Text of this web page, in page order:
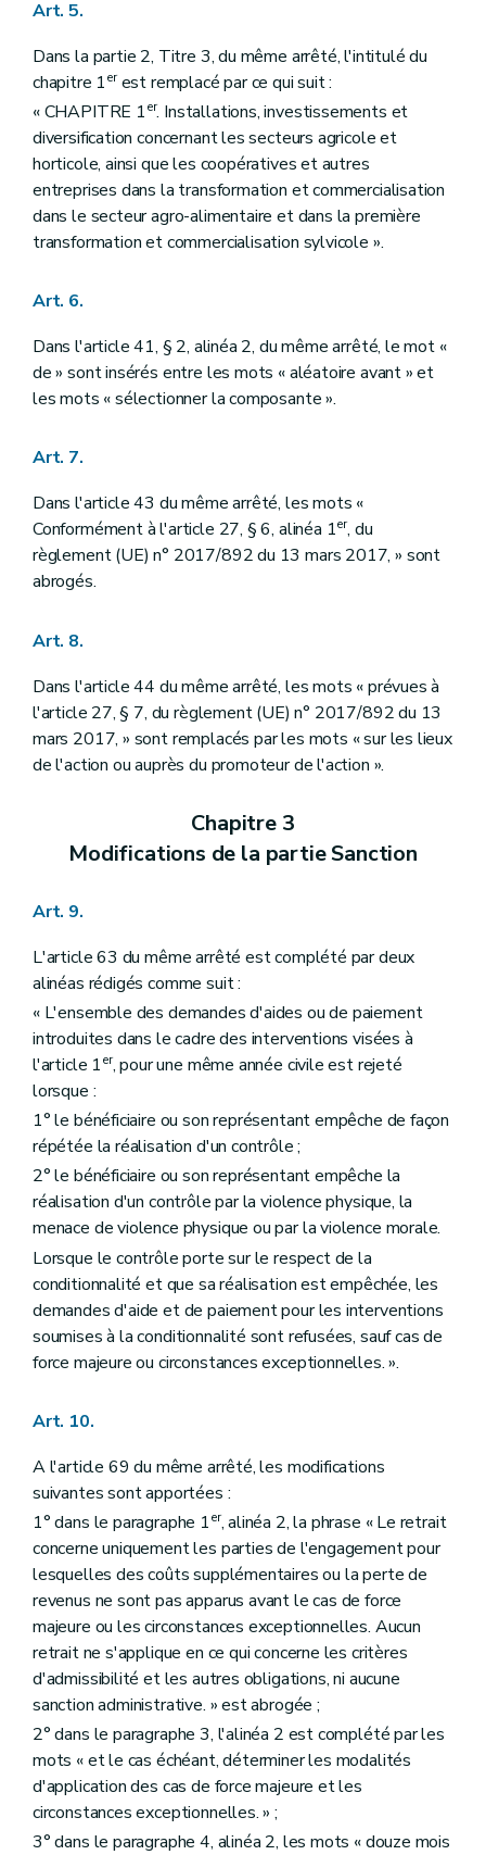
Art. 5.
Dans la partie 2, Titre 3, du même arrêté, l'intitulé du
chapitre 1erest remplacé par ce qui suit :
« CHAPITRE 1er. Installations, investissements et
diversification concernant les secteurs agricole et
horticole, ainsi que les coopératives et autres
entreprises dans la transformation et commercialisation
dans le secteur agro-alimentaire et dans la première
transformation et commercialisation sylvicole ».
Art. 6.
Dans l'article 41, § 2, alinéa 2, du même arrêté, le mot «
de » sont insérés entre les mots « aléatoire avant » et
les mots « sélectionner la composante ».
Art. 7.
Dans l'article 43 du même arrêté, les mots «
Conformément à l'article 27, § 6, alinéa 1er, du
règlement (UE) n° 2017/892 du 13 mars 2017, » sont
abrogés.
Art. 8.
Dans l'article 44 du même arrêté, les mots « prévues à
l'article 27, § 7, du règlement (UE) n° 2017/892 du 13
mars 2017, » sont remplacés par les mots « sur les lieux
de l'action ou auprès du promoteur de l'action ».
Chapitre 3
Modifications de la partie Sanction
Art. 9.
L'article 63 du même arrêté est complété par deux
alinéas rédigés comme suit :
« L'ensemble des demandes d'aides ou de paiement
introduites dans le cadre des interventions visées à
l'article 1er, pour une même année civile est rejeté
lorsque :
1° le bénéficiaire ou son représentant empêche de façon
répétée la réalisation d'un contrôle ;
2° le bénéficiaire ou son représentant empêche la
réalisation d'un contrôle par la violence physique, la
menace de violence physique ou par la violence morale.
Lorsque le contrôle porte sur le respect de la
conditionnalité et que sa réalisation est empêchée, les
demandes d'aide et de paiement pour les interventions
soumises à la conditionnalité sont refusées, sauf cas de
force majeure ou circonstances exceptionnelles. ».
Art. 10.
A l'article 69 du même arrêté, les modifications
suivantes sont apportées :
1° dans le paragraphe 1er, alinéa 2, la phrase « Le retrait
concerne uniquement les parties de l'engagement pour
lesquelles des coûts supplémentaires ou la perte de
revenus ne sont pas apparus avant le cas de force
majeure ou les circonstances exceptionnelles. Aucun
retrait ne s'applique en ce qui concerne les critères
d'admissibilité et les autres obligations, ni aucune
sanction administrative. » est abrogée ;
2° dans le paragraphe 3, l'alinéa 2 est complété par les
mots « et le cas échéant, déterminer les modalités
d'application des cas de force majeure et les
circonstances exceptionnelles. » ;
3° dans le paragraphe 4, alinéa 2, les mots « douze mois